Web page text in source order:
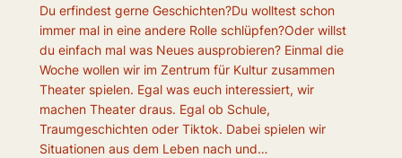
Du erfindest gerne Geschichten?Du wolltest schon
immer mal in eine andere Rolle schlüpfen?Oder willst
du einfach mal was Neues ausprobieren? Einmal die
Woche wollen wir im Zentrum für Kultur zusammen
Theater spielen. Egal was euch interessiert, wir
machen Theater draus. Egal ob Schule,
Traumgeschichten oder Tiktok. Dabei spielen wir
Situationen aus dem Leben nach und…